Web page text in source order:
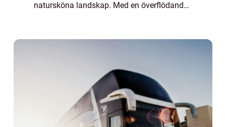
natursköna landskap. Med en överflödande